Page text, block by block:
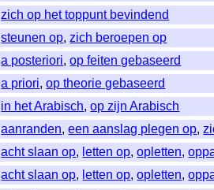
zich op het toppunt bevindend
steunen op,zich beroepen op
a posteriori,op feiten gebaseerd
a priori,op theorie gebaseerd
in het Arabisch,op zijn Arabisch
aanranden,een aanslag plegen op,
acht slaan op, letten op,opletten,
acht slaan op, letten op,opletten,